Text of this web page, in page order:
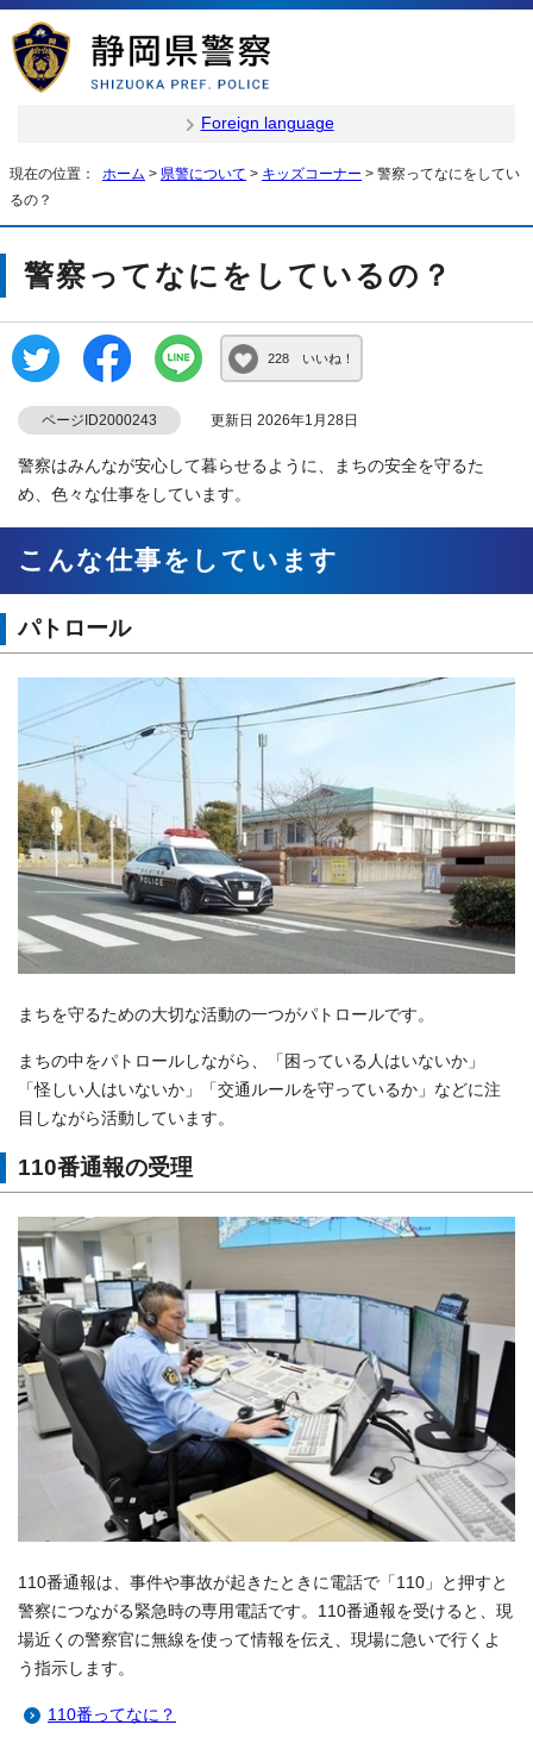
Foreign language
現在の位置： ホーム > 県警について > キッズコーナー > 警察ってなにをしてい
るの？
警察ってなにをしているの？
228 いいね！
ページID2000243 更新日 2026年1月28日
警察はみんなが安心して暮らせるように、まちの安全を守るた
め、色々な仕事をしています。
こんな仕事をしています
パトロール
まちを守るための大切な活動の一つがパトロールです。
まちの中をパトロールしながら、「困っている人はいないか」
「怪しい人はいないか」「交通ルールを守っているか」などに注
目しながら活動しています。
110番通報の受理
110番通報は、事件や事故が起きたときに電話で「110」と押すと
警察につながる緊急時の専用電話です。110番通報を受けると、現
場近くの警察官に無線を使って情報を伝え、現場に急いで行くよ
う指示します。
110番ってなに？